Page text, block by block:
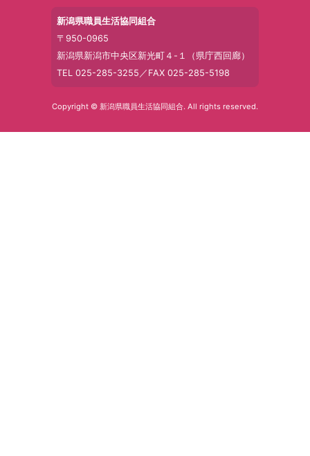
新潟県職員生活協同組合
〒950-0965
新潟県新潟市中央区新光町４-１（県庁西回廊）
TEL 025-285-3255／FAX 025-285-5198
Copyright © 新潟県職員生活協同組合. All rights reserved.